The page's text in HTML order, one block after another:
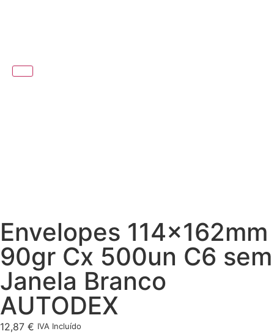
Envelopes 114x162mm
90gr Cx 500un C6 sem
Janela Branco
AUTODEX
12,87 € IVA Incluído